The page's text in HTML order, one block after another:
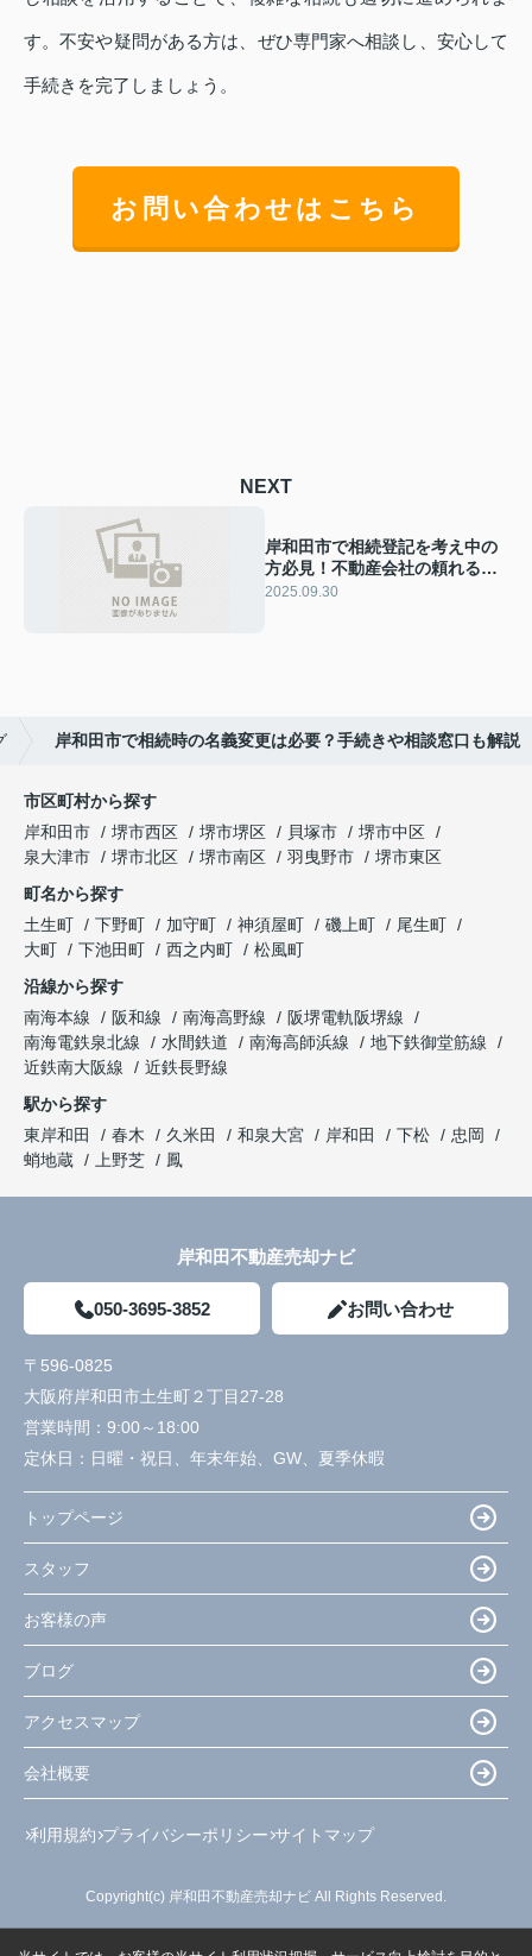
す。不安や疑問がある方は、ぜひ専門家へ相談し、安心して
手続きを完了しましょう。
お問い合わせはこちら
NEXT
岸和田市で相続登記を考え中の
方必見！不動産会社の頼れるサ
ポート内容も紹介
2025.09.30
岸和田市で相続時の名義変更は必要？手続きや相談窓口も解説
市区町村から探す
岸和田市
堺市西区 堺市堺区 貝塚市
堺市中区
泉大津市
堺市北区 堺市南区 羽曳野市
堺市東区
町名から探す
土生町
下野町 加守町 神須屋町 磯上町
尾生町
大町
下池田町 西之内町
松風町
沿線から探す
南海本線
阪和線 南海高野線
阪堺電軌阪堺線
南海電鉄泉北線
水間鉄道 南海高師浜線
地下鉄御堂筋線
近鉄南大阪線
近鉄長野線
駅から探す
東岸和田
春木 久米田 和泉大宮 岸和田 下松
忠岡
蛸地蔵
上野芝 鳳
岸和田不動産売却ナビ
050-3695-3852 お問い合わせ
〒596-0825
大阪府岸和田市土生町２丁目27-28
営業時間： 9:00～18:00
定休日： 日曜・祝日、年末年始、GW、夏季休暇
トップページ
スタッフ
お客様の声
ブログ
アクセスマップ
会社概要
利用規約 プライバシーポリシー サイトマップ
Copyright(c) 岸和田不動産売却ナビ All Rights Reserved.